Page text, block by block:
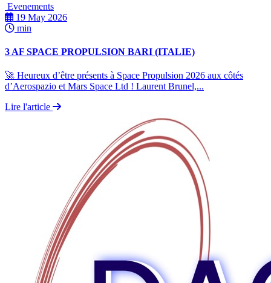
Evenements
19 May 2026
min
3 AF SPACE PROPULSION BARI (ITALIE)
🚀 Heureux d’être présents à Space Propulsion 2026 aux côtés
d’Aerospazio et Mars Space Ltd ! Laurent Brunel,...
Lire l'article